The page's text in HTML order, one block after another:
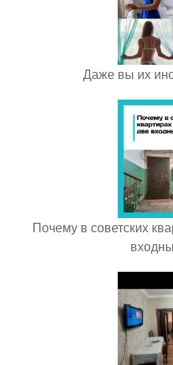
Даже вы их
Почему в советских